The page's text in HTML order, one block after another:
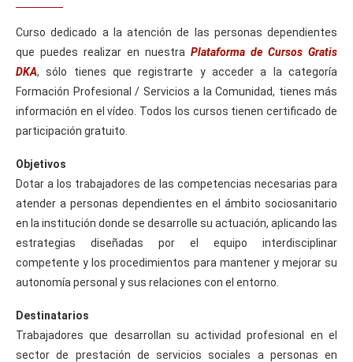
Curso dedicado a la atención de las personas dependientes
que puedes realizar en nuestra Plataforma de Cursos Gratis
DKA, sólo tienes que registrarte y acceder a la categoría
Formación Profesional / Servicios a la Comunidad, tienes más
información en el vídeo. Todos los cursos tienen certificado de
participación gratuito.
Objetivos
Dotar a los trabajadores de las competencias necesarias para
atender a personas dependientes en el ámbito sociosanitario
en la institución donde se desarrolle su actuación, aplicando las
estrategias diseñadas por el equipo interdisciplinar
competente y los procedimientos para mantener y mejorar su
autonomía personal y sus relaciones con el entorno.
Destinatarios
Trabajadores que desarrollan su actividad profesional en el
sector de prestación de servicios sociales a personas en